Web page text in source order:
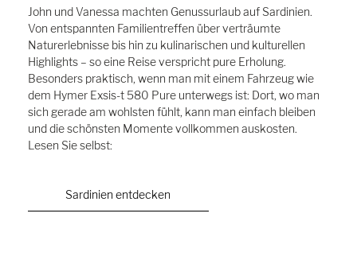
John und Vanessa machten Genussurlaub auf Sardinien.
Von entspannten Familientreffen über verträumte
Naturerlebnisse bis hin zu kulinarischen und kulturellen
Highlights – so eine Reise verspricht pure Erholung.
Besonders praktisch, wenn man mit einem Fahrzeug wie
dem Hymer Exsis-t 580 Pure unterwegs ist: Dort, wo man
sich gerade am wohlsten fühlt, kann man einfach bleiben
und die schönsten Momente vollkommen auskosten.
Lesen Sie selbst:
Sardinien entdecken